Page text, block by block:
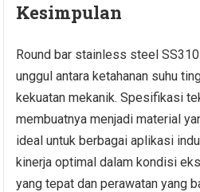
Kesimpulan
Round bar stainless steel
unggul antara ketahanan suhu
kekuatan mekanik. Spesifikasi
membuatnya menjadi material
ideal untuk berbagai aplikasi
kinerja optimal dalam kondisi
yang tepat dan perawatan yang